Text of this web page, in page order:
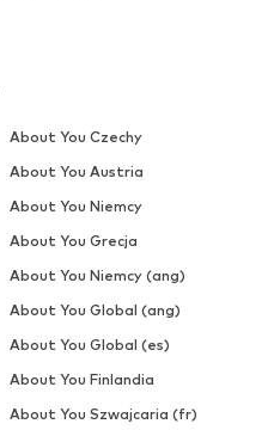
About You Czechy
About You Austria
About You Niemcy
About You Grecja
About You Niemcy (ang)
About You Global (ang)
About You Global (es)
About You Finlandia
About You Szwajcaria (fr)